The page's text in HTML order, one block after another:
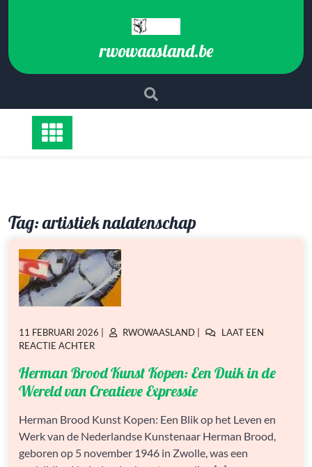
inhoud
rwowaasland.be
Tag:artistiek nalatenschap
GEPLAATST
OP
11 FEBRUARI 2026
GEPLAATST
RWOWAASLAND
LAAT EEN
REACTIE ACHTEROP
BROOD
KUNST
KOPEN:
DUIK
IN
DE
WERELD
Herman Brood Kunst Kopen: Een Duik in de
Wereld van Creatieve Expressie
Herman Brood Kunst Kopen: Een Blik op het Leven en
Werk van de Nederlandse Kunstenaar Herman Brood,
geboren op 5 november 1946 in Zwolle, was een